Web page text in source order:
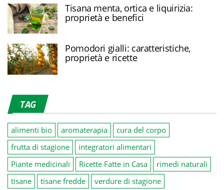
Tisana menta, ortica e liquirizia:
proprietà e benefici
Pomodori gialli: caratteristiche,
proprietà e ricette
TAG
alimenti bio aromaterapia
cura del corpo
frutta di stagione
integratori alimentari
Piante medicinali
Ricette Fatte in Casa
rimedi naturali
tisane
tisane fredde verdure di stagione